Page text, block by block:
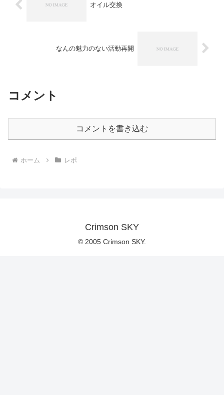
オイル交換
なんの魅力のない活動再開
コメント
コメントを書き込む
ホーム レポ
Crimson SKY
© 2005 Crimson SKY.